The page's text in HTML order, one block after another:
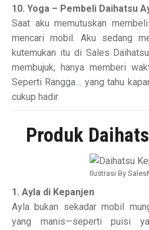
10. Yoga – Pembeli Daihatsu
Saat aku memutuskan
mencari mobil. Aku sedang
kutemukan itu di Sales
membujuk, hanya memberi
Seperti Rangga… yang tahu
cukup hadir.
Produk
Ilustrasi By
1. Ayla di Kepanjen
Ayla bukan sekadar mobil
yang manis—seperti puisi